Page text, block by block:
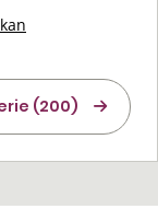
(200)